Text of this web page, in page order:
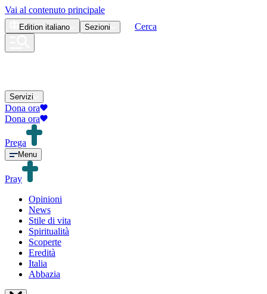
Vai al contenuto principale
Edition italiano Sezioni Cerca
Servizi
Dona ora
Dona ora
Prega
Menu
Pray
Opinioni
News
Stile di vita
Spiritualità
Scoperte
Eredità
Italia
Abbazia